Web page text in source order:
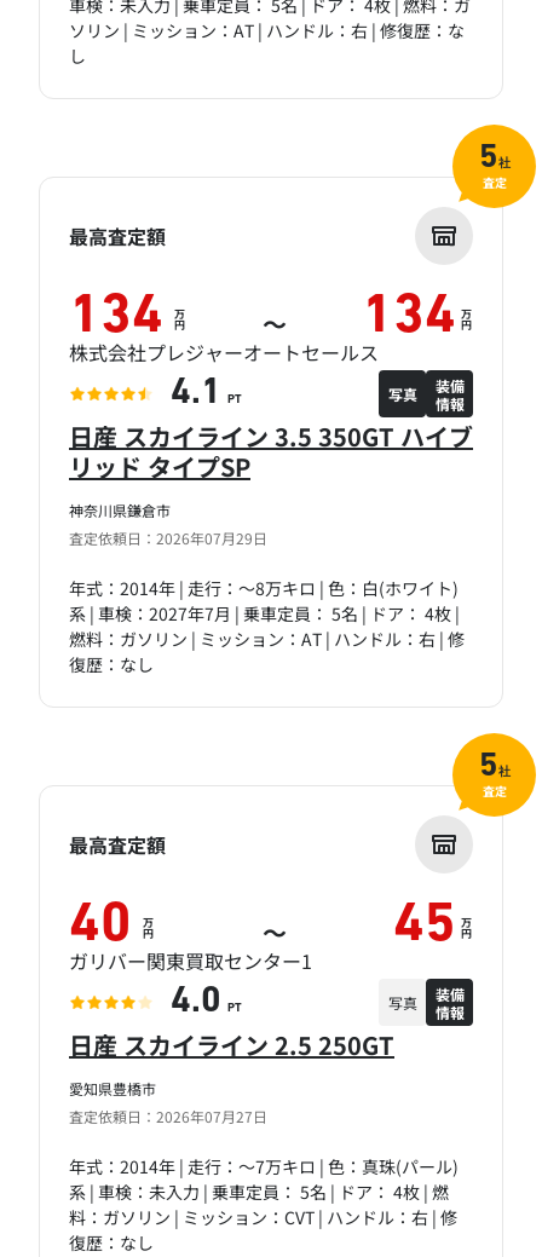
車検：未入力 | 乗車定員： 5名 | ドア： 4枚 | 燃料：ガ
ソリン | ミッション：AT | ハンドル：右 | 修復歴：な
し
神奈川県鎌倉市
査定依頼日：2026年07月29日
日産 スカイライン 3.5 350GT ハイブ
リッド タイプSP
年式：2014年 | 走行：～8万キロ | 色：白(ホワイト)
系 | 車検：2027年7月 | 乗車定員： 5名 | ドア： 4枚 |
燃料：ガソリン | ミッション：AT | ハンドル：右 | 修
復歴：なし
最高査定額
134 万
円 ～ 134 万
円
株式会社プレジャーオートセールス
4.1 PT 写真
装備
情報
5社
査定
愛知県豊橋市
査定依頼日：2026年07月27日
日産 スカイライン 2.5 250GT
年式：2014年 | 走行：～7万キロ | 色：真珠(パール)
系 | 車検：未入力 | 乗車定員： 5名 | ドア： 4枚 | 燃
料：ガソリン | ミッション：CVT | ハンドル：右 | 修
復歴：なし
最高査定額
40 万
円 ～ 45 万
円
ガリバー関東買取センター1
4.0 PT 写真
装備
情報
5社
査定